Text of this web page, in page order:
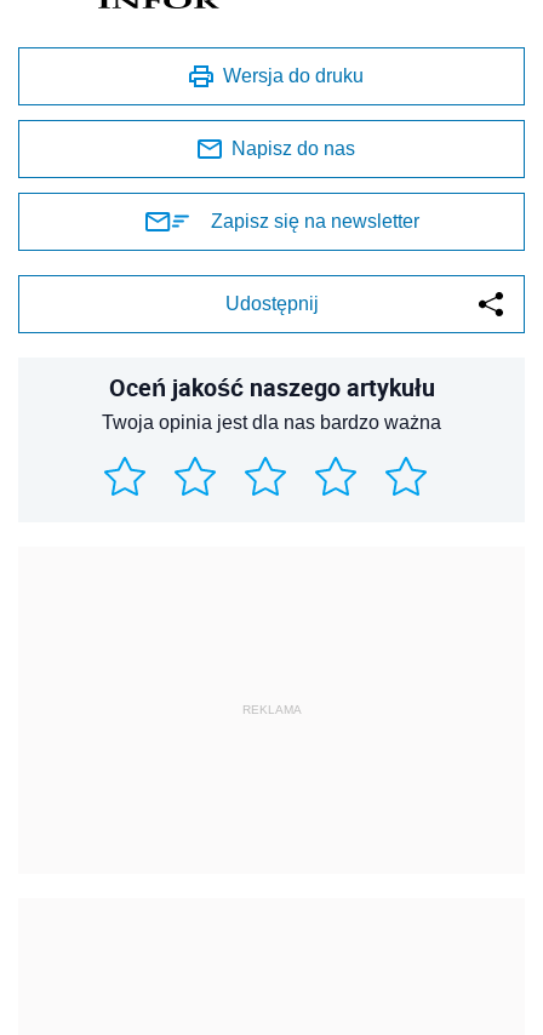
Wersja do druku
Napisz do nas
Zapisz się na newsletter
Udostępnij
Oceń jakość naszego artykułu
Twoja opinia jest dla nas bardzo ważna
REKLAMA